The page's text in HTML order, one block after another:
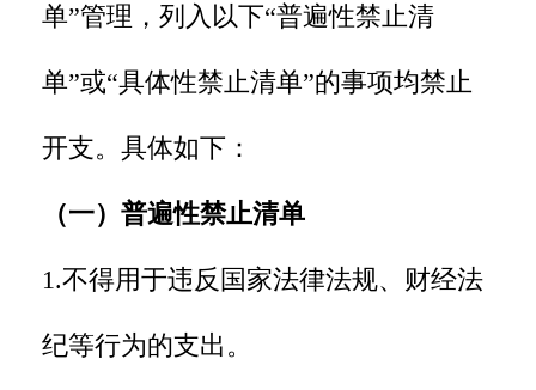
单”管理，列入以下“普遍性禁止清
单”或“具体性禁止清单”的事项均禁止
开支。具体如下：
（一）普遍性禁止清单
1.不得用于违反国家法律法规、财经法
纪等行为的支出。